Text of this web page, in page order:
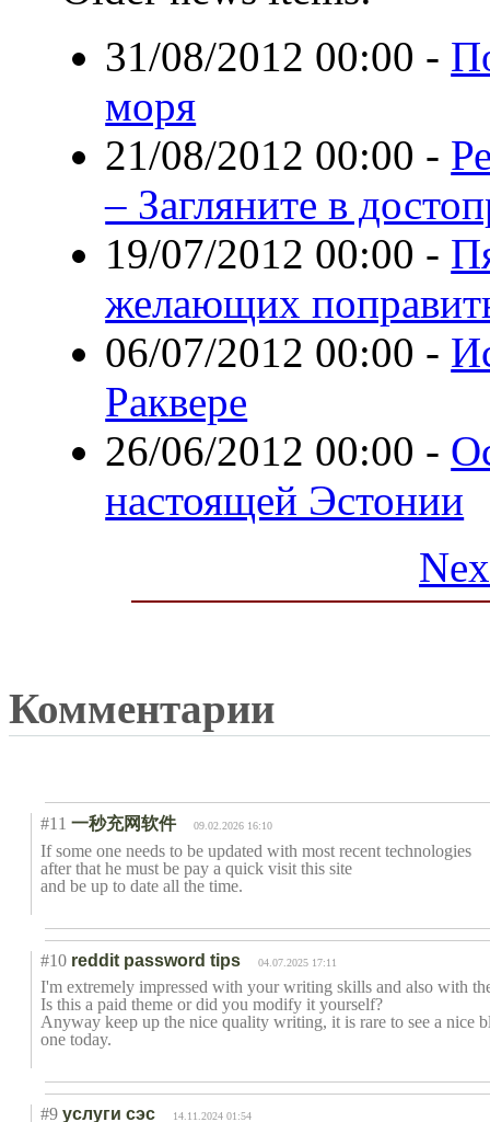
31/08/2012 00:00 -
моря
21/08/2012 00:00 -
– Загляните в
19/07/2012 00:00 -
желающих
06/07/2012 00:00 -
Раквере
26/06/2012 00:00 -
настоящей Эстонии
Комментарии
#11 一秒充网软件 09.02.2026 16:10
If some one needs to be updated with most recent technologies
after that he must be pay a quick visit this site
and be up to date all the time.
#10 reddit password tips 04.07.2025 17:11
I'm extremely impressed with your writing skills and also with
Is this a paid theme or did you modify it yourself?
Anyway keep up the nice quality writing, it is rare to see a nice
one today.
#9 услуги сэс 14.11.2024 01:54